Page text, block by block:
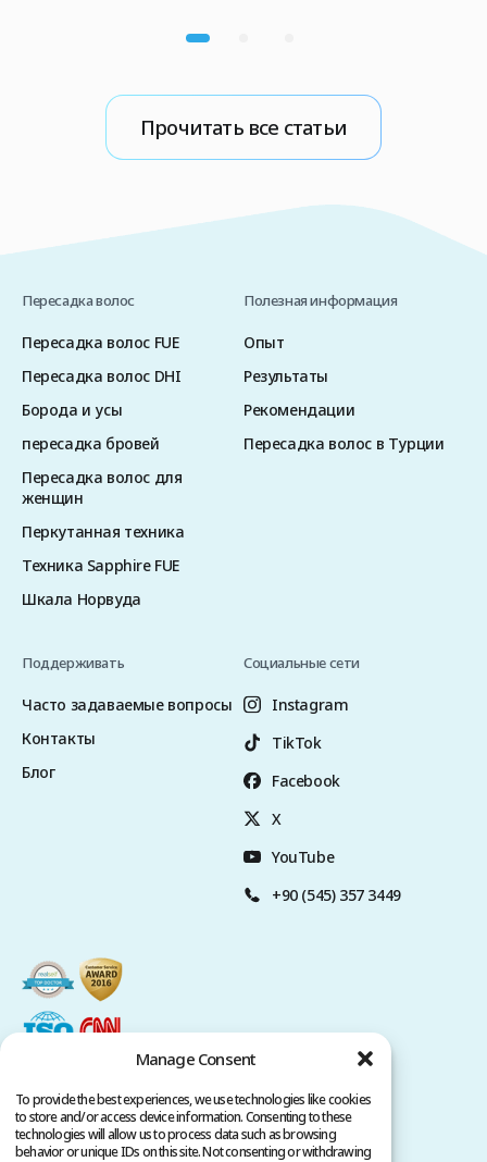
Manage Consent
To provide the best experiences, we use technologies like cookies
to store and/or access device information. Consenting to these
technologies will allow us to process data such as browsing
behavior or unique IDs on this site. Not consenting or withdrawing
и в строго контролируемых условиях. В
вируса во время операции. Поэтому, если вы
рассматриваете возможность пересадки
волос методом FUE в Турции, в первую
очередь необходимо проконсультироваться
Прочитать все статьи
Пересадка волос
Пересадка волос FUE
Пересадка волос DHI
Борода и усы
пересадка бровей
Пересадка волос для
женщин
Перкутанная техника
Техника Sapphire FUE
Шкала Норвуда
Полезная информация
Опыт
Результаты
Рекомендации
Пересадка волос в Турции
Поддерживать
Часто задаваемые вопросы
Контакты
Блог
Социальные сети
Instagram
TikTok
Facebook
X
YouTube
+90 (545) 357 3449